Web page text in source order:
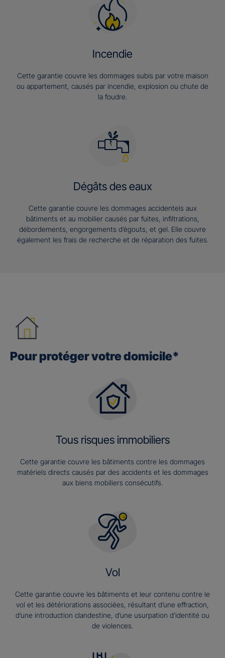
Incendie
Cette garantie couvre les dommages subis par votre maison
ou appartement, causés par incendie, explosion ou chute de
la foudre.
Dégâts des eaux
Cette garantie couvre les dommages accidentels aux
bâtiments et au mobilier causés par fuites, infiltrations,
débordements, engorgements d’égouts, et gel. Elle couvre
également les frais de recherche et de réparation des fuites.
Pour protéger votre domicile*
Tous risques immobiliers
Cette garantie couvre les bâtiments contre les dommages
matériels directs causés par des accidents et les dommages
aux biens mobiliers consécutifs.
Vol
Cette garantie couvre les bâtiments et leur contenu contre le
vol et les détériorations associées, résultant d’une effraction,
d’une introduction clandestine, d’une usurpation d’identité ou
de violences.